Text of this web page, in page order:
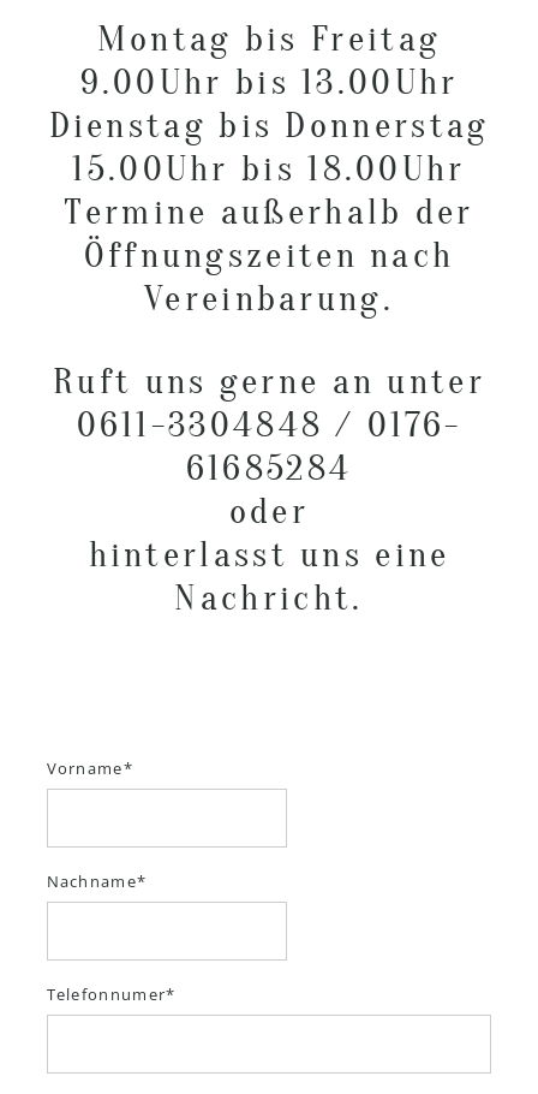
POST COMMENT
Montag bis Freitag
9.00Uhr bis 13.00Uhr
Dienstag bis Donnerstag
15.00Uhr bis 18.00Uhr
Termine außerhalb der
Öffnungszeiten nach
Vereinbarung.
Ruft uns gerne an unter
0611-3304848 / 0176-
61685284
oder
hinterlasst uns eine
Nachricht.
Vorname
Nachname
Telefonnumer